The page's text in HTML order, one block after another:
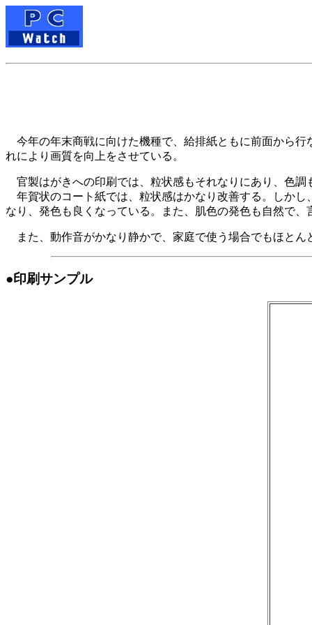
今年の年末商戦に向けた機種で、給排紙ともに前面から行
れにより画質を向上をさせている。
官製はがきへの印刷では、粒状感もそれなりにあり、色
年賀状のコート紙では、粒状感はかなり改善する。しかし
なり、発色も良くなっている。また、肌色の発色も自然で
また、動作音がかなり静かで、家庭で使う場合でもほとん
●印刷サンプル